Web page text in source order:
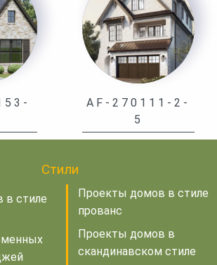
AF-270111-2-
5
Стили
в стиле
Проекты домов в стиле
прованс
Проекты домов в
скандинавском стиле